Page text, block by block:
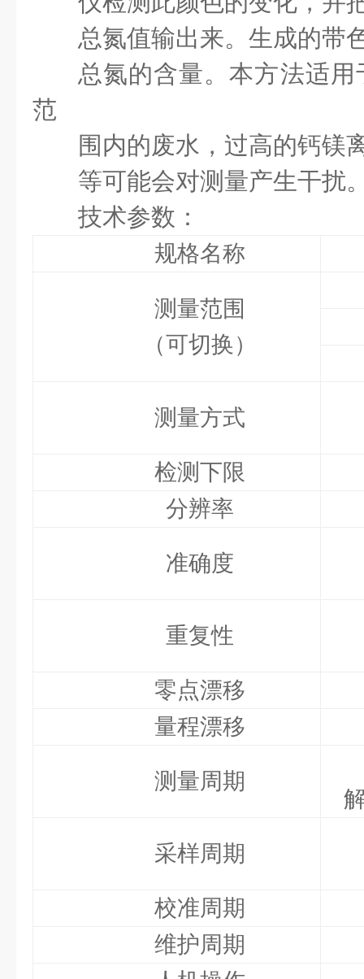
总氮值输出来。生成的带
总氮的含量。本方法适
范
围内的废水，过高的钙镁
等可能会对测量产生干扰
技术参数：
规格名称
测量范围
（可切换）
测量方式
检测下限
分辨率
准确度
重复性
零点漂移
量程漂移
测量周期
采样周期
校准周期
维护周期